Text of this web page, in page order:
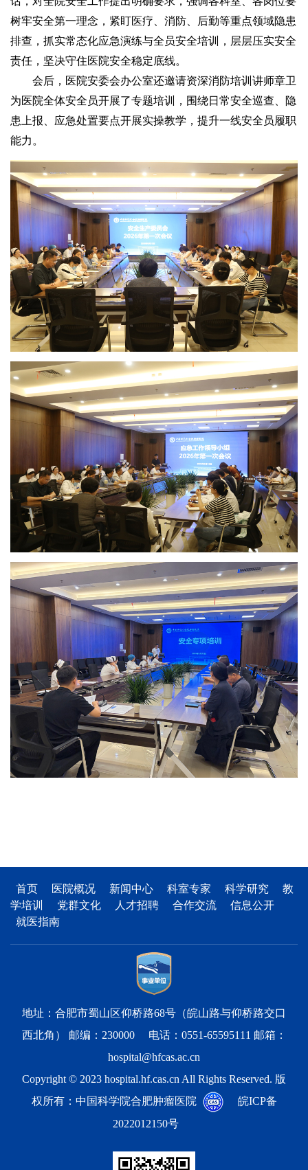
树牢安全第一理念，紧盯医疗、消防、后勤等重点领域隐患
排查，抓实常态化应急演练与全员安全培训，层层压实安全
责任，坚决守住医院安全稳定底线。
会后，医院安委会办公室还邀请资深消防培训讲师章卫
为医院全体安全员开展了专题培训，围绕日常安全巡查、隐
患上报、应急处置要点开展实操教学，提升一线安全员履职
能力。
首页 医院概况 新闻中心 科室专家 科学研究
教
学培训
党群文化 人才招聘 合作交流
信息公开
就医指南
地址：合肥市蜀山区仰桥路68号（皖山路与仰桥路交口
西北角） 邮编：230000 电话：0551-65595111 邮箱：
hospital@hfcas.ac.cn
Copyright © 2023 hospital.hf.cas.cn All Rights Reserved. 版
权所有：中国科学院合肥肿瘤医院
皖ICP备
2022012150号